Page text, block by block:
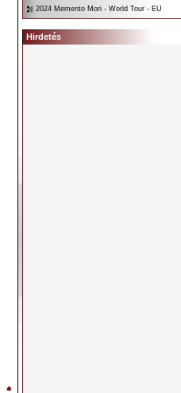
2024 Memento Mori - World Tour - EU
Hirdetés